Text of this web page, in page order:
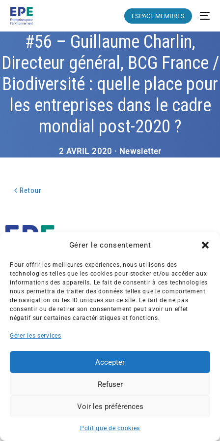
Gérer le consentement
Pour offrir les meilleures expériences, nous utilisons des
technologies telles que les cookies pour stocker et/ou accéder aux
informations des appareils. Le fait de consentir à ces technologies
nous permettra de traiter des données telles que le comportement
de navigation ou les ID uniques sur ce site. Le fait de ne pas
consentir ou de retirer son consentement peut avoir un effet
négatif sur certaines caractéristiques et fonctions.
Gérer les services
Accepter
Refuser
Voir les préférences
Politique de cookies
ESPACE MEMBRES
#56 – Guillaume Charlin,
Directeur général, BCG France /
Biodiversité : quelle place pour
les entreprises dans le cadre
mondial post-2020 ?
2 AVRIL 2020 · Newsletter
Retour
Créée en 1992, l’association française des Entreprises pour
l’Environnement (EPE) rassemble une soixantaine de grandes
entreprises françaises et internationales de tous les secteurs
de l’économie, afin de collaborer à leur transformation face
aux enjeux d’une transition écologique intégrée.
L’association EPE
Contacts
©2026 EPE
RGPDPlan du site
ESPACE MEMBRES